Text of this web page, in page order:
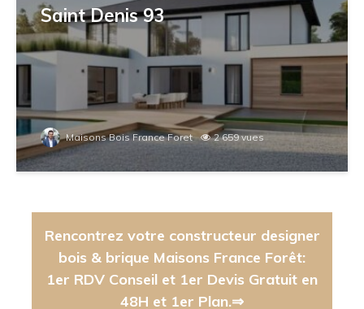
Saint Denis 93
Maisons Bois France Foret 2 659 vues
Rencontrez votre constructeur designer
bois & brique Maisons France Forêt:
1er RDV Conseil et 1er Devis Gratuit en
48H et 1er Plan.⇒